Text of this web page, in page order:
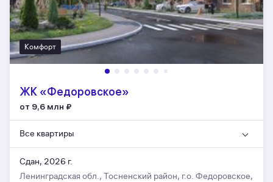
Комфорт
ЖК «Федоровское»
от 9,6 млн ₽
Все квартиры
Сдан, 2026 г.
Ленинградская обл., Тосненский район, г.о. Федоровское,